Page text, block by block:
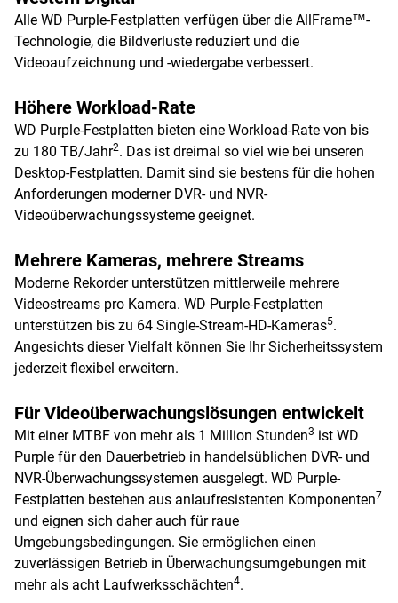
Alle WD Purple-Festplatten verfügen über die AllFrame™-
Technologie, die Bildverluste reduziert und die
Videoaufzeichnung und -wiedergabe verbessert.
Höhere Workload-Rate
WD Purple-Festplatten bieten eine Workload-Rate von bis
zu 180 TB/Jahr2. Das ist dreimal so viel wie bei unseren
Desktop-Festplatten. Damit sind sie bestens für die hohen
Anforderungen moderner DVR- und NVR-
Videoüberwachungssysteme geeignet.
Mehrere Kameras, mehrere Streams
Moderne Rekorder unterstützen mittlerweile mehrere
Videostreams pro Kamera. WD Purple-Festplatten
unterstützen bis zu 64 Single-Stream-HD-Kameras5.
Angesichts dieser Vielfalt können Sie Ihr Sicherheitssystem
jederzeit flexibel erweitern.
Für Videoüberwachungslösungen entwickelt
Mit einer MTBF von mehr als 1 Million Stunden3 ist WD
Purple für den Dauerbetrieb in handelsüblichen DVR- und
NVR-Überwachungssystemen ausgelegt. WD Purple-
Festplatten bestehen aus anlaufresistenten Komponenten7
und eignen sich daher auch für raue
Umgebungsbedingungen. Sie ermöglichen einen
zuverlässigen Betrieb in Überwachungsumgebungen mit
mehr als acht Laufwerksschächten4.